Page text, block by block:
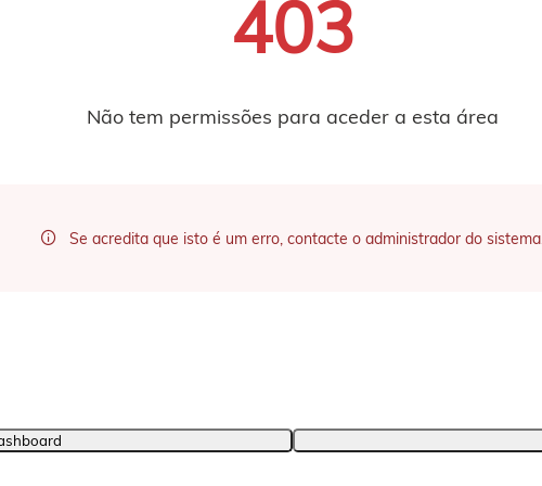
403
Não tem permissões para aceder a esta área
Se acredita que isto é um erro, contacte o administrador do sistema.